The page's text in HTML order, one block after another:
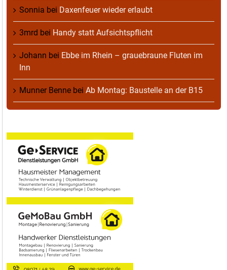
Sonnia bei Daxenfeuer wieder erlaubt
3mrd bei Handy statt Aufsichtspflicht
Johann bei Ebbe im Rhein – grauebraune Fluten im
Inn
Munner Benne bei Ab Montag: Baustelle an der B15